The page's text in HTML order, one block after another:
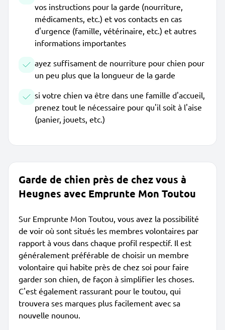
vos instructions pour la garde (nourriture,
médicaments, etc.) et vos contacts en cas
d'urgence (famille, vétérinaire, etc.) et autres
informations importantes
ayez suffisament de nourriture pour chien pour
un peu plus que la longueur de la garde
si votre chien va être dans une famille d'accueil,
prenez tout le nécessaire pour qu'il soit à l'aise
(panier, jouets, etc.)
Garde de chien près de chez vous à
Heugnes avec Emprunte Mon Toutou
Sur Emprunte Mon Toutou, vous avez la possibilité
de voir où sont situés les membres volontaires par
rapport à vous dans chaque profil respectif. Il est
généralement préférable de choisir un membre
volontaire qui habite près de chez soi pour faire
garder son chien, de façon à simplifier les choses.
C'est également rassurant pour le toutou, qui
trouvera ses marques plus facilement avec sa
nouvelle nounou.